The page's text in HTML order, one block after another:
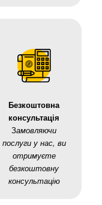
Безкоштовна
консультація
Замовляючи
послуги у нас, ви
отримуєте
безкоштовну
консультацію